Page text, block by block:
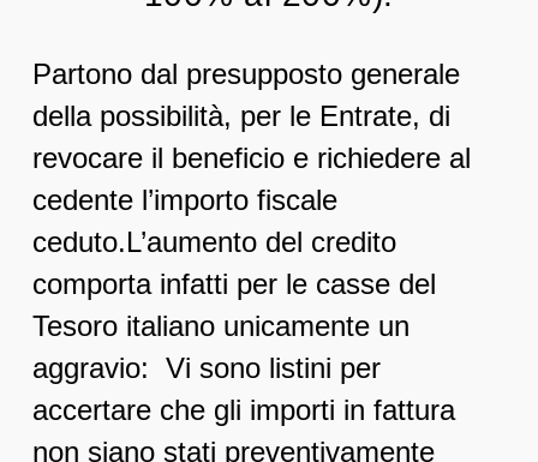
Partono dal presupposto generale
della possibilità, per le Entrate, di
revocare il beneficio e richiedere al
cedente l’importo fiscale
ceduto.L’aumento del credito
comporta infatti per le casse del
Tesoro italiano unicamente un
aggravio: Vi sono listini per
accertare che gli importi in fattura
non siano stati preventivamente